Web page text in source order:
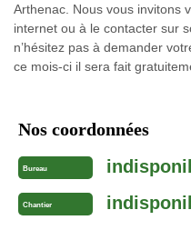
Arthenac. Nous vous invitons
internet ou à le contacter sur
n’hésitez pas à demander
ce mois-ci il sera fait
Nos coordonnées
Bureau
Chantier